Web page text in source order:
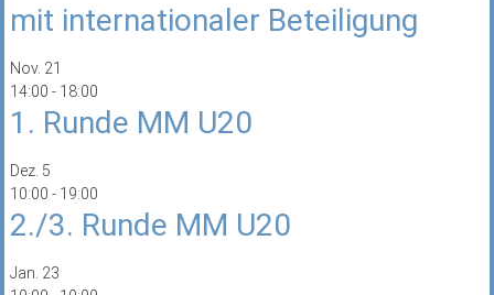
mit internationaler Beteiligung
Nov. 21
14:00 - 18:00
1. Runde MM U20
Dez. 5
10:00 - 19:00
2./3. Runde MM U20
Jan. 23